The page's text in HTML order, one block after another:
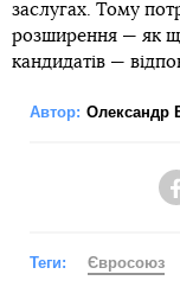
заслугах. Тому
розширення — як
кандидатів —
Автор: Олександр
Теги: Євросоюз